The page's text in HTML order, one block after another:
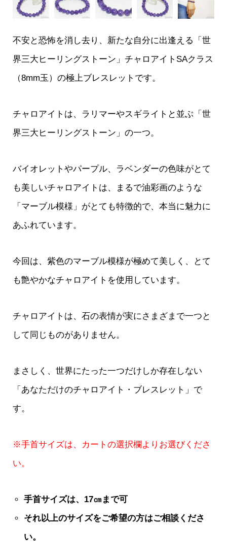
不安と恐怖を消し去り、新たな自分に出逢える「世
界三大ヒーリングストーン」チャロアイトSAクラス
（8mm玉）の極上ブレスレットです。
チャロアイトは、ラリマーやスギライトと並ぶ「世
界三大ヒーリングストーン」の一つ。
バイオレットやパープル、ラベンダーの色味がとて
も美しいチャロアイトは、まるで油彩画のような
「マーブル模様」がとても特徴的で、本当に魅力に
あふれています。
今回は、紫色のマーブル模様が極めて美しく、とて
も艶やかなチャロアイトを使用しています。
チャロアイトは、石の表情が実にさまざまで一つと
して同じものがありません。
まさしく、世界にたった一つだけしか存在しない
「あなただけのチャロアイト・ブレスレット」で
す。
※手首サイズは、カートの選択欄よりお選びくださ
い。
手首サイズは、17㎝まで可
それ以上のサイズをご希望の方はご相談くださ
い。